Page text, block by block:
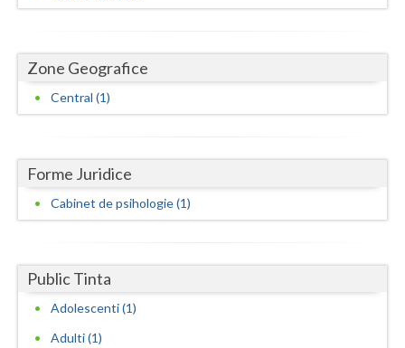
Gorj
Hunedoara
Iasi
Ilfov
Mehedinti
Mures
Neamt
Zone Geografice
Central (1)
Forme Juridice
Cabinet de psihologie (1)
Public Tinta
Adolescenti (1)
Adulti (1)